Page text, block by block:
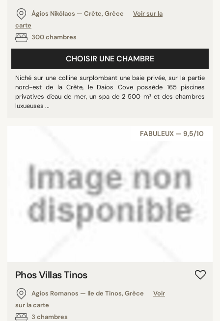
Ágios Nikólaos — Crète, Grèce
Voir sur la
carte
300 chambres
CHOISIR UNE CHAMBRE
Niché sur une colline surplombant une baie privée, sur la partie
nord-est de la Crète, le Daios Cove possède 165 piscines
privatives d'eau de mer, un spa de 2 500 m² et des chambres
luxueuses ...
FABULEUX — 9,5/10
›
Phos Villas Tinos
Agios Romanos — Ile de Tinos, Grèce
Voir
sur la carte
3 chambres